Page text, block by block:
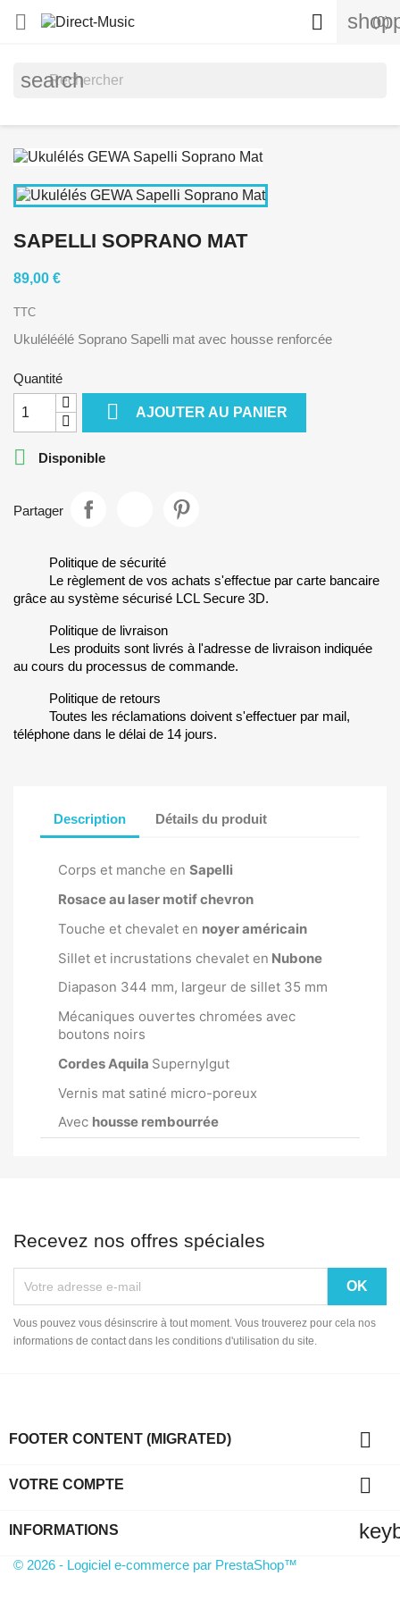
 (0)

search
SAPELLI SOPRANO MAT
89,00 €
TTC
Ukuléléélé Soprano Sapelli mat avec housse renforcée
Quantité
 AJOUTER AU PANIER
 Disponible
Partager
Politique de sécurité
Le règlement de vos achats s'effectue par carte bancaire
grâce au système sécurisé LCL Secure 3D.
Politique de livraison
Les produits sont livrés à l'adresse de livraison indiquée
au cours du processus de commande.
Politique de retours
Toutes les réclamations doivent s'effectuer par mail,
téléphone dans le délai de 14 jours.
Description Détails du produit
Corps et manche en Sapelli
Rosace au laser motif chevron
Touche et chevalet en noyer américain
Sillet et incrustations chevalet en Nubone
Diapason 344 mm, largeur de sillet 35 mm
Mécaniques ouvertes chromées avec
boutons noirs
Cordes Aquila Supernylgut
Vernis mat satiné micro-poreux
Avec housse rembourrée
Recevez nos offres spéciales
Vous pouvez vous désinscrire à tout moment. Vous trouverez pour cela nos
informations de contact dans les conditions d'utilisation du site.
FOOTER CONTENT (MIGRATED) 
VOTRE COMPTE 
INFORMATIONS
© 2026 - Logiciel e-commerce par PrestaShop™